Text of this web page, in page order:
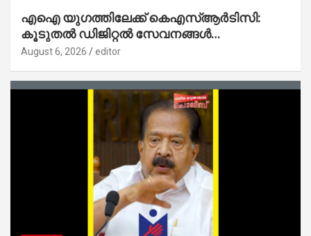
എഐ യുഗത്തിലേക്ക് കെഎസ്ആർടിസി:
കൂടുതൽ ഡിജിറ്റൽ സേവനങ്ങൾ
ജനങ്ങളിലേക്കെത്തിക്കും – മന്ത്രി സി പി
August 6, 2026 editor